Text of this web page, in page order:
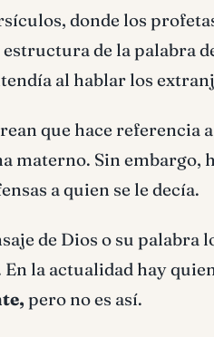
donde los
de la palabra
al hablar los
que hace referencia
materno. Sin embargo,
a quien se le decía.
de Dios o su
la actualidad hay
pero no es así.